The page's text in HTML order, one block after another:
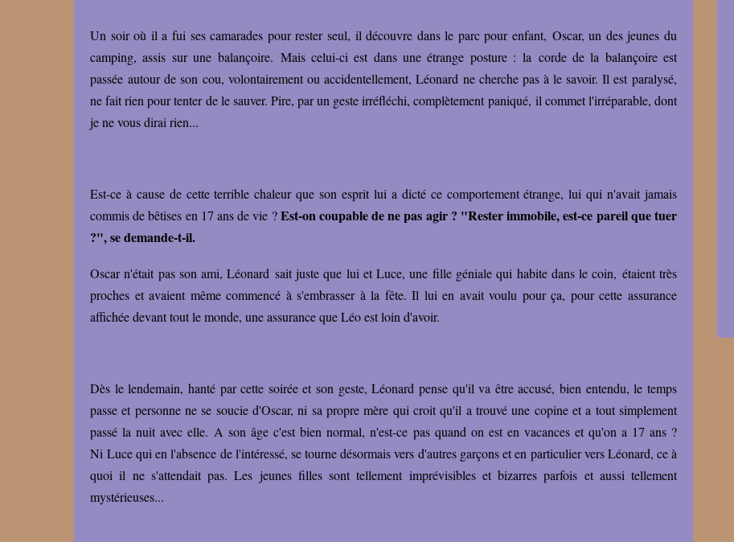
Un soir où il a fui ses camarades pour rester seul, il découvre dans le parc pour enfant, Oscar, un des jeunes du
camping, assis sur une balançoire. Mais celui-ci est dans une étrange posture : la corde de la balançoire est
passée autour de son cou, volontairement ou accidentellement, Léonard ne cherche pas à le savoir. Il est paralysé,
ne fait rien pour tenter de le sauver. Pire, par un geste irréfléchi, complètement paniqué, il commet l'irréparable, dont
je ne vous dirai rien...
Est-ce à cause de cette terrible chaleur que son esprit lui a dicté ce comportement étrange, lui qui n'avait jamais
commis de bêtises en 17 ans de vie ?Est-on coupable de ne pas agir ? "Rester immobile, est-ce pareil que tuer
?", se demande-t-il.
Oscar n'était pas son ami, Léonard sait juste que lui et Luce, une fille géniale qui habite dans le coin, étaient très
proches et avaient même commencé à s'embrasser à la fête. Il lui en avait voulu pour ça, pour cette assurance
affichée devant tout le monde, une assurance que Léo est loin d'avoir.
Dès le lendemain, hanté par cette soirée et son geste, Léonard pense qu'il va être accusé, bien entendu, le temps
passe et personne ne se soucie d'Oscar, ni sa propre mère qui croit qu'il a trouvé une copine et a tout simplement
passé la nuit avec elle. A son âge c'est bien normal, n'est-ce pas quand on est en vacances et qu'on a 17 ans ?
Ni Luce qui en l'absence de l'intéressé, se tourne désormais vers d'autres garçons et en particulier vers Léonard, ce à
quoi il ne s'attendait pas. Les jeunes filles sont tellement imprévisibles et bizarres parfois et aussi tellement
mystérieuses...